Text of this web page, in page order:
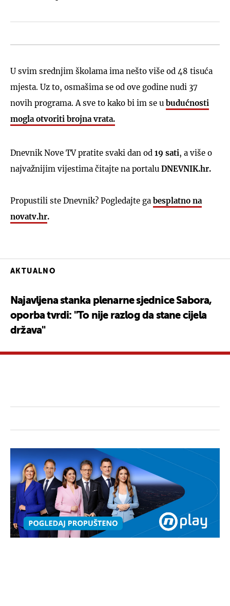
U svim srednjim školama ima nešto više od 48 tisuća
mjesta. Uz to, osmašima se od ove godine nudi 37
novih programa. A sve to kako bi im se u budućnosti
mogla otvoriti brojna vrata.
Dnevnik Nove TV pratite svaki dan od 19 sati, a više o
najvažnijim vijestima čitajte na portalu DNEVNIK.hr.
Propustili ste Dnevnik? Pogledajte ga besplatno na
novatv.hr.
AKTUALNO
Najavljena stanka plenarne sjednice Sabora,
oporba tvrdi: "To nije razlog da stane cijela
država"